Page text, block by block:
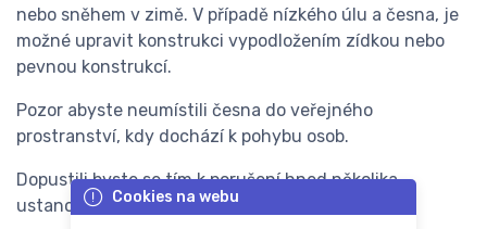
nebo sněhem v zimě. V případě nízkého úlu a česna, je
možné upravit konstrukci vypodložením zídkou nebo
pevnou konstrukcí.
Pozor abyste neumístili česna do veřejného
prostranství, kdy dochází k pohybu osob.
Dopustili byste se tím k porušení hned několika
ustanovení občanského zákoníku!
Cookies na webu